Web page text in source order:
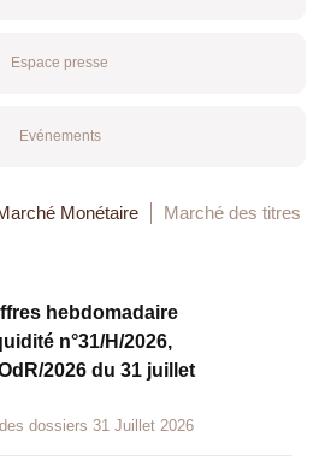
Espace presse
Evénements
Monétaire Marché des titres
hebdomadaire
n°31/H/2026,
2026 du 31 juillet
dossiers 31 Juillet 2026